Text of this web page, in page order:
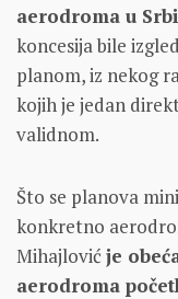
aerodroma u
koncesija bile
planom, iz nekog
kojih je jedan
validnom.
Što se planova
konkretno
Mihajlović je
aerodroma